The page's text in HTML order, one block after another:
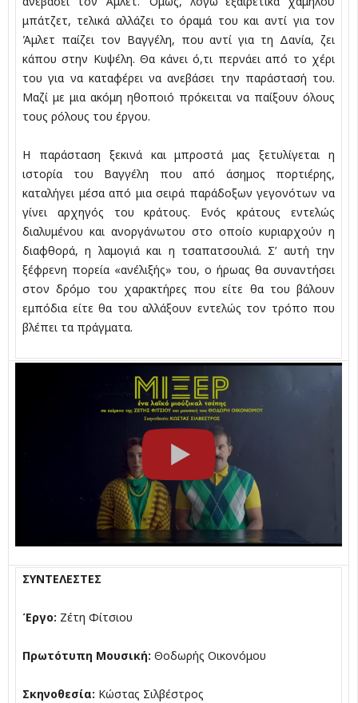
μπάτζετ, τελικά αλλάζει το όραμά του και αντί για τον
Άμλετ παίζει τον Βαγγέλη, που αντί για τη Δανία, ζει
κάπου στην Κυψέλη. Θα κάνει ό,τι περνάει από το χέρι
του για να καταφέρει να ανεβάσει την παράστασή του.
Μαζί με μια ακόμη ηθοποιό πρόκειται να παίξουν όλους
τους ρόλους του έργου.
Η παράσταση ξεκινά και μπροστά μας ξετυλίγεται η
ιστορία του Βαγγέλη που από άσημος πορτιέρης,
καταλήγει μέσα από μια σειρά παράδοξων γεγονότων να
γίνει αρχηγός του κράτους. Ενός κράτους εντελώς
διαλυμένου και ανοργάνωτου στο οποίο κυριαρχούν η
διαφθορά, η λαμογιά και η τσαπατσουλιά. Σ’ αυτή την
ξέφρενη πορεία «ανέλιξής» του, ο ήρωας θα συναντήσει
στον δρόμο του χαρακτήρες που είτε θα του βάλουν
εμπόδια είτε θα του αλλάξουν εντελώς τον τρόπο που
βλέπει τα πράγματα.
ΣΥΝΤΕΛΕΣΤΕΣ
Έργο: Ζέτη Φίτσιου
Πρωτότυπη Μουσική: Θοδωρής Οικονόμου
Σκηνοθεσία: Κώστας Σιλβέστρος